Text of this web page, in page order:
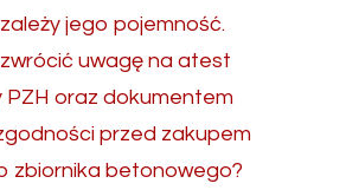
jego pojemność.
uwagę na atest
PZH oraz dokumentem
przed zakupem
zbiornika betonowego?